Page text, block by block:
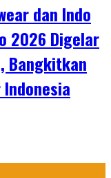
dan Indo
2026 Digelar
Bangkitkan